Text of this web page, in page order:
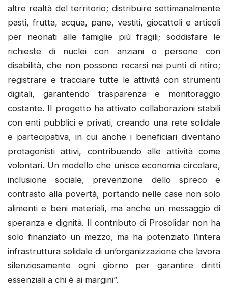
altre realtà del territorio; distribuire settimanalmente
pasti, frutta, acqua, pane, vestiti, giocattoli e articoli
per neonati alle famiglie più fragili; soddisfare le
richieste di nuclei con anziani o persone con
disabilità, che non possono recarsi nei punti di ritiro;
registrare e tracciare tutte le attività con strumenti
digitali, garantendo trasparenza e monitoraggio
costante. Il progetto ha attivato collaborazioni stabili
con enti pubblici e privati, creando una rete solidale
e partecipativa, in cui anche i beneficiari diventano
protagonisti attivi, contribuendo alle attività come
volontari. Un modello che unisce economia circolare,
inclusione sociale, prevenzione dello spreco e
contrasto alla povertà, portando nelle case non solo
alimenti e beni materiali, ma anche un messaggio di
speranza e dignità. Il contributo di Prosolidar non ha
solo finanziato un mezzo, ma ha potenziato l’intera
infrastruttura solidale di un’organizzazione che lavora
silenziosamente ogni giorno per garantire diritti
essenziali a chi è ai margini”.